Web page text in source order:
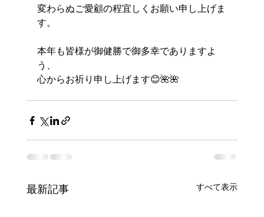
変わらぬご愛顧の程宜しくお願い申し上げま
す。
本年も皆様が御健勝で御多幸でありますよ
う、
心からお祈り申し上げます😊🌺🌺
最新記事 すべて表示